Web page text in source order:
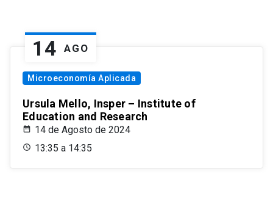
14 AGO
Microeconomía Aplicada
Ursula Mello, Insper – Institute of
Education and Research
14 de Agosto de 2024
13:35 a 14:35